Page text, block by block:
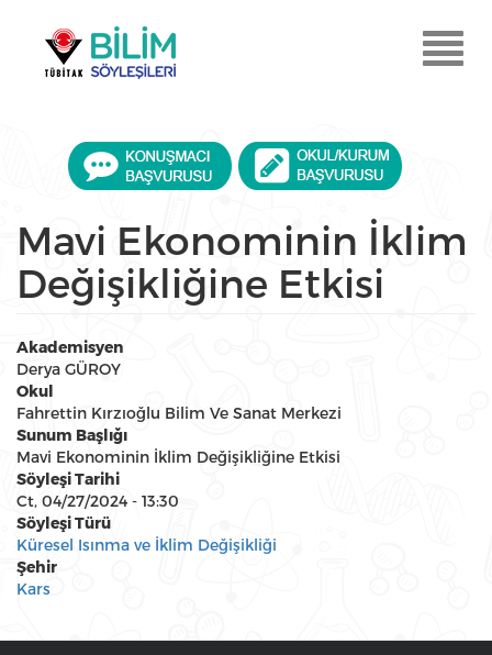
Menu
Aç
Mavi Ekonominin İklim
Değişikliğine Etkisi
Akademisyen
Derya GÜROY
Okul
Fahrettin Kırzıoğlu Bilim Ve Sanat Merkezi
Sunum Başlığı
Mavi Ekonominin İklim Değişikliğine Etkisi
Söyleşi Tarihi
Ct, 04/27/2024 - 13:30
Söyleşi Türü
Küresel Isınma ve İklim Değişikliği
Şehir
Kars